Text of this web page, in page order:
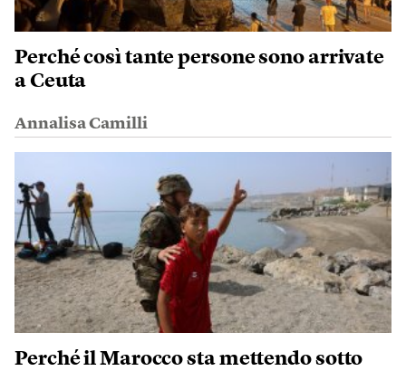
Perché così tante persone sono arrivate
a Ceuta
Annalisa Camilli
Perché il Marocco sta mettendo sotto